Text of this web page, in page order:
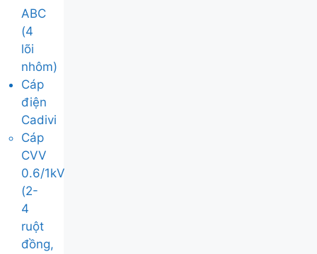
ABC
(4
lõi
nhôm)
Cáp
điện
Cadivi
Cáp
CVV
0.6/1kV
(2-
4
ruột
đồng,